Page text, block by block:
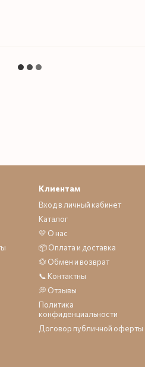
Клиентам
Вход в личный кабинет
Каталог
💛 О нас
📦 Оплата и доставка
💱 Обмен и возврат
📞 Контактны
💭 Отзывы
Политика
конфиденциальности
Договор публичной оферты